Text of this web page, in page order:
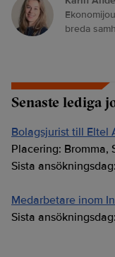
breda
Senaste lediga
Bolagsjurist till Eltel
Placering: Bromma,
Sista ansökningsdag:
Medarbetare inom
Sista ansökningsdag: